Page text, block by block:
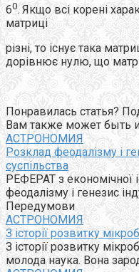
60. Якщо всі корені
матриці
різні, то існує така
дорівнює нулю, що
Понравилась статья?
Вам также может быть
АСТРОНОМИЯ
Розклад феодалізму і
суспільства
РЕФЕРАТ з економічної
феодалізму і генезис
Передумови
АСТРОНОМИЯ
З історії розвитку
З історії розвитку
молода наука. Вона